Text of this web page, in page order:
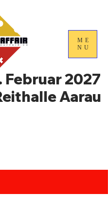
ME
NU
Februar 2027
Aarau